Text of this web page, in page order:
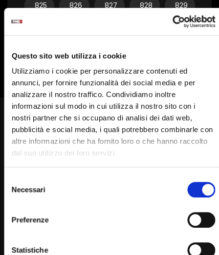
Questo sito web utilizza i cookie
Utilizziamo i cookie per personalizzare contenuti ed
annunci, per fornire funzionalità dei social media e per
analizzare il nostro traffico. Condividiamo inoltre
informazioni sul modo in cui utilizza il nostro sito con i
nostri partner che si occupano di analisi dei dati web,
pubblicità e social media, i quali potrebbero combinarle con
altre informazioni che ha fornito loro o che hanno raccolto
dal suo utilizzo dei loro servizi.
delNecessari
Preferenze
Statistiche
825
826 827 828
829
834
840
841
Padre Pio: “questa storia si
adatta proprio a te!”
STAFF 11/10/2023 0 6.9K
Padre Pio